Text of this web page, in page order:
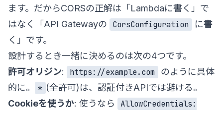
ます。だからCORSの正解は「Lambdaに書く」で
はなく「API Gatewayの
CorsConfiguration
に書
く」です。
設計するとき一緒に決めるのは次の4つです。
許可オリジン: https://example.com
のように具体
的に。
* (全許可)は、認証付きAPIでは避ける。
Cookieを使うか: 使うなら
AllowCredentials: